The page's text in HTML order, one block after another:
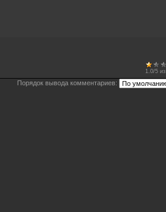
1.0/5из
Порядок вывода комментариев: